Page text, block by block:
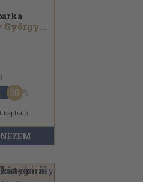
György...
20
kapható